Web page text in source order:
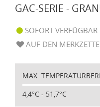
GAC-SERIE -
SOFORT VERFÜGBAR
AUF DEN
MAX.
4,4°C - 51,7°C